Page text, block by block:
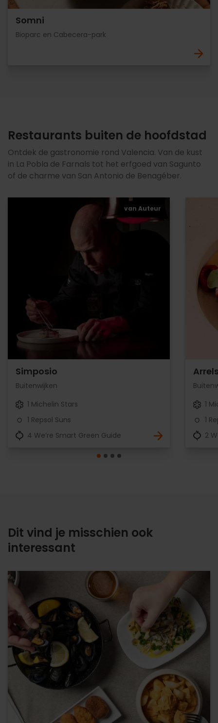
Somni
Bioparc en Cabecera-park
Restaurants buiten de hoofdstad
Ontdek de gastronomie rond Valencia. Van de kust
in La Pobla de Farnals tot het erfgoed van Sagunto
of de charme van San Antonio de Benagéber.
Simposio
Buitenwijken
1 Michelin Stars
1 Repsol Suns
4 We’re Smart Green Guide
van Auteur
1
1
2
Dit vind je misschien ook
interessant